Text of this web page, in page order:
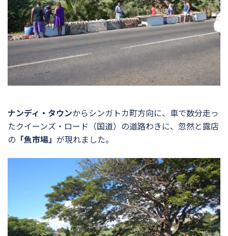
ナンディ・タウンからシンガトカ町方向に、車で数分走っ
たクイーンズ・ロード（国道）の道路わきに、忽然と露店
の 「魚市場」 が現れました。